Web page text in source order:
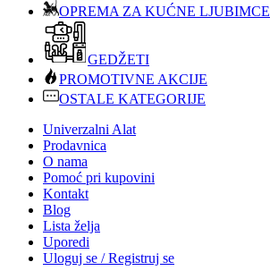
OPREMA ZA KUĆNE LJUBIMCE
GEDŽETI
PROMOTIVNE AKCIJE
OSTALE KATEGORIJE
Univerzalni Alat
Prodavnica
O nama
Pomoć pri kupovini
Kontakt
Blog
Lista želja
Uporedi
Uloguj se / Registruj se